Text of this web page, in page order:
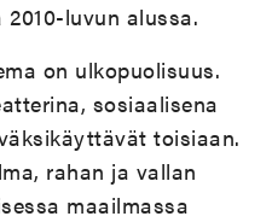
luvun alussa.
on ulkopuolisuus.
sosiaalisena
toisiaan.
rahan ja vallan
maailmassa